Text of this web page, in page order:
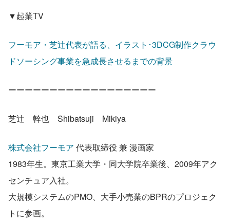
▼起業TV
フーモア・芝辻代表が語る、イラスト･3DCG制作クラウ
ドソーシング事業を急成長させるまでの背景
ーーーーーーーーーーーーーーーーーー
芝辻　幹也　Shibatsuji　Mikiya
株式会社フーモア 代表取締役 兼 漫画家
1983年生。東京工業大学・同大学院卒業後、2009年アク
センチュア入社。
大規模システムのPMO、大手小売業のBPRのプロジェク
トに参画。